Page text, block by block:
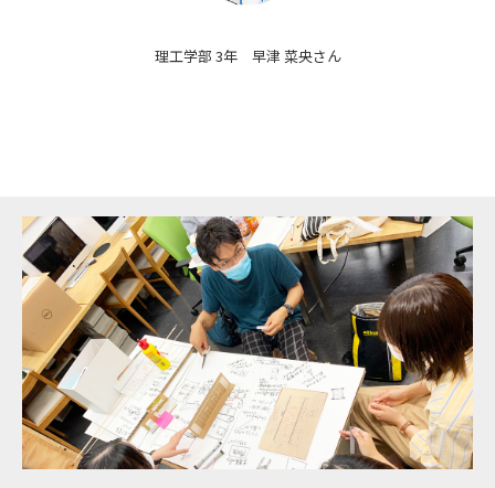
理工学部 3年 早津 菜央さん